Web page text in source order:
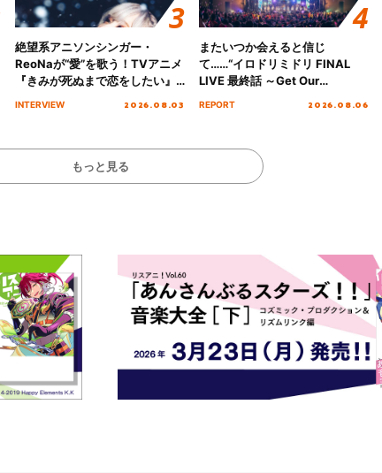
絶望系アニソンシンガー・
ReoNaが“愛”を歌う！TVアニメ
『きみが死ぬまで恋をしたい』
INTERVIEW 2026.08.03
またいつか会えると信じ
て……“イロドリミドリ FINAL
LIVE 最終話 ～Get Our
REPORT 2026.08.06
もっと見る